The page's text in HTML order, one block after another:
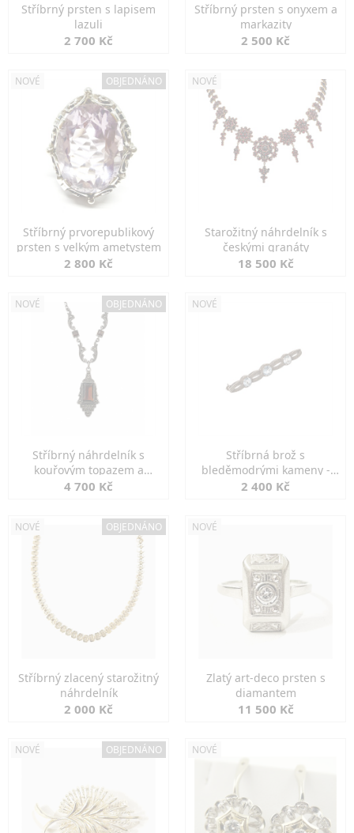
Stříbrný prsten s lapisem
lazuli
2 700 Kč
Stříbrný prsten s onyxem a
markazity
2 500 Kč
NOVÉ OBJEDNÁNO
Stříbrný prvorepublikový
prsten s velkým ametystem
2 800 Kč
NOVÉ
Starožitný náhrdelník s
českými granáty
18 500 Kč
NOVÉ OBJEDNÁNO
Stříbrný náhrdelník s
kouřovým topazem a
markazity
4 700 Kč
NOVÉ
Stříbrná brož s
bleděmodrými kameny -
jemná elegance
2 400 Kč
NOVÉ OBJEDNÁNO
Stříbrný zlacený starožitný
náhrdelník
2 000 Kč
NOVÉ
Zlatý art-deco prsten s
diamantem
11 500 Kč
NOVÉ OBJEDNÁNO NOVÉ